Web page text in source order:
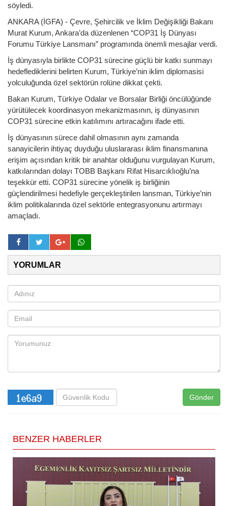
söyledi.
ANKARA (İGFA) - Çevre, Şehircilik ve İklim Değişikliği Bakanı
Murat Kurum, Ankara’da düzenlenen “COP31 İş Dünyası
Forumu Türkiye Lansmanı” programında önemli mesajlar verdi.
İş dünyasıyla birlikte COP31 sürecine güçlü bir katkı sunmayı
hedeflediklerini belirten Kurum, Türkiye’nin iklim diplomasisi
yolculuğunda özel sektörün rolüne dikkat çekti.
Bakan Kurum, Türkiye Odalar ve Borsalar Birliği öncülüğünde
yürütülecek koordinasyon mekanizmasının, iş dünyasının
COP31 sürecine etkin katılımını artıracağını ifade etti.
İş dünyasının sürece dahil olmasının aynı zamanda
sanayicilerin ihtiyaç duyduğu uluslararası iklim finansmanına
erişim açısından kritik bir anahtar olduğunu vurgulayan Kurum,
katkılarından dolayı TOBB Başkanı Rifat Hisarcıklıoğlu’na
teşekkür etti. COP31 sürecine yönelik iş birliğinin
güçlendirilmesi hedefiyle gerçekleştirilen lansman, Türkiye’nin
iklim politikalarında özel sektörle entegrasyonunu artırmayı
amaçladı.
YORUMLAR
Gönder
BENZER HABERLER